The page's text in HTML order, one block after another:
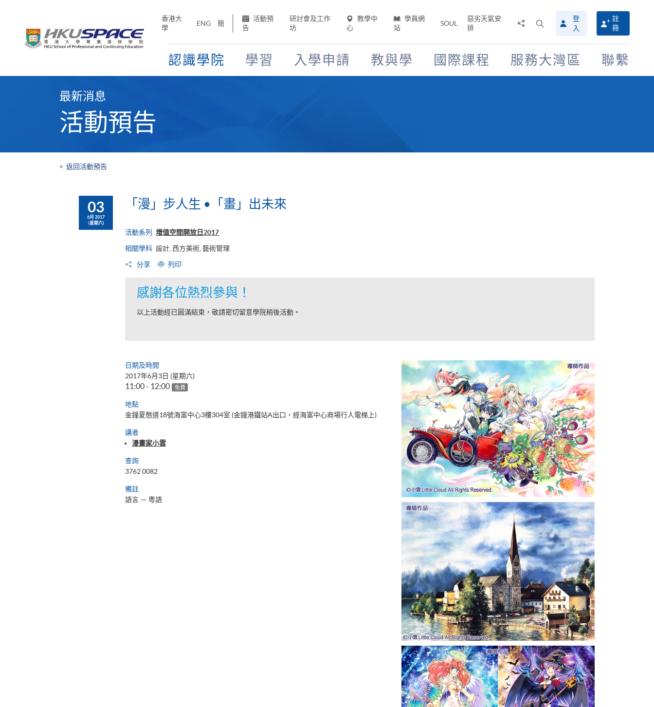
香港大
學
ENG 簡
活動預
告
研討會及工作
坊
教學中
心
學員網
站
SOUL
惡劣天氣安
排
搜
尋
介
面
登
入
註
冊
認識學院 學習 入學申請 教與學 國際課程 服務大灣區 聯繫
最新消息
活動預告
< 返回活動預告
03
6月 2017
(星期六)
「漫」步人生 •「畫」出未來
活動系列 增值空間開放日2017
相關學科 設計, 西方美術, 藝術管理
分享 列印
感謝各位熱烈參與！
以上活動經已圓滿結束，敬請密切留意學院稍後活動。
日期及時間
2017年6月3日 (星期六)
11:00 - 12:00 免費
地點
金鐘夏慤道18號海富中心3樓304室 (金鐘港鐵站A出口，經海富中心商場行人電梯上)
講者
漫畫家小雲
查詢
3762 0082
備註
語言 － 粵語